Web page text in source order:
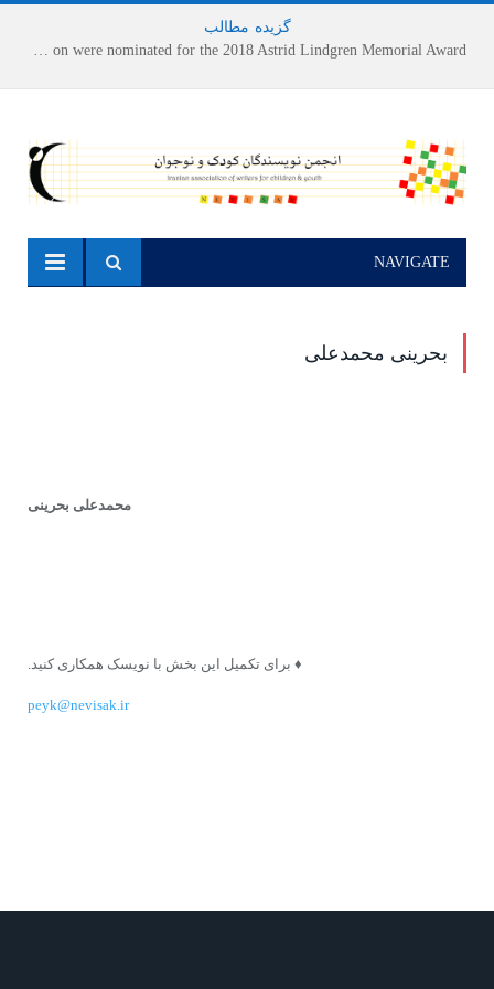
گزیده مطالب
NAVIGATE
بحرینی محمدعلی
محمدعلی بحرینی
♦ براى تکمیل این بخش با نویسک همکارى کنید.
peyk@nevisak.ir